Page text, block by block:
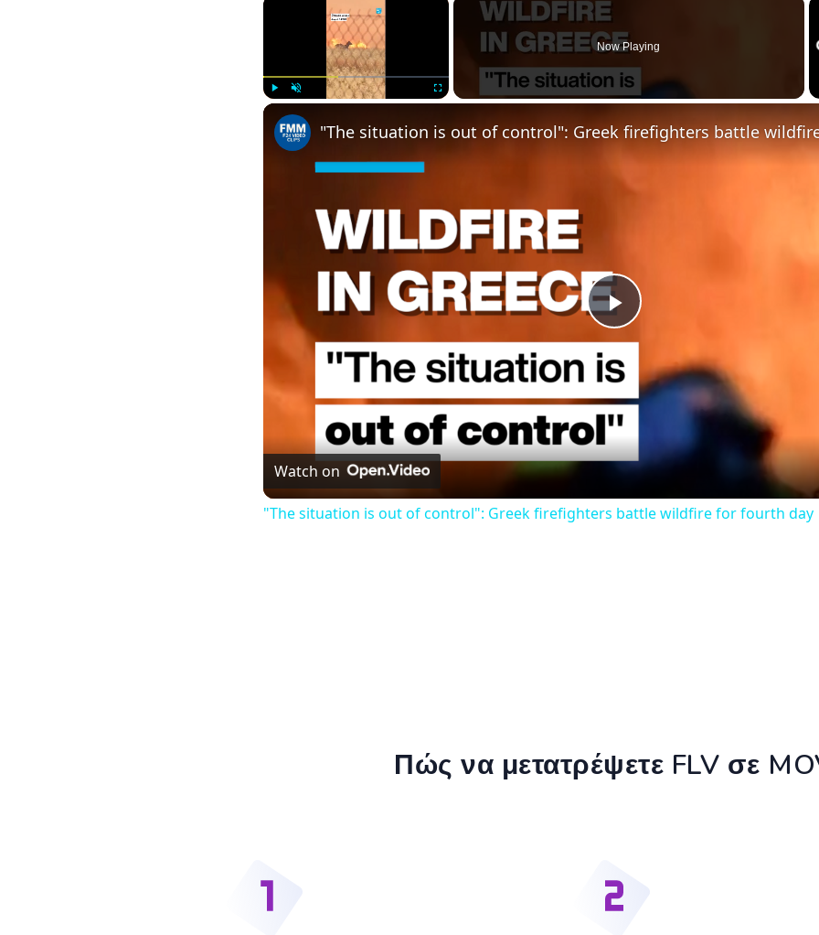
Now Playing
Play
Video
Watch on
"The situation is out of control": Greek firefighters battle wildfire for fourth day
Πώς να μετατρέψετε FLV σε